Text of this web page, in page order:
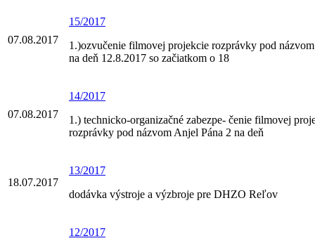
07.08.2017
15/2017
1.)ozvučenie filmovej projekcie rozprávky pod
na deň 12.8.2017 so začiatkom o 18
07.08.2017
14/2017
1.) technicko-organizačné zabezpe- čenie filmovej
rozprávky pod názvom Anjel Pána 2 na deň
18.07.2017
13/2017
dodávka výstroje a výzbroje pre DHZO Reľov
12/2017